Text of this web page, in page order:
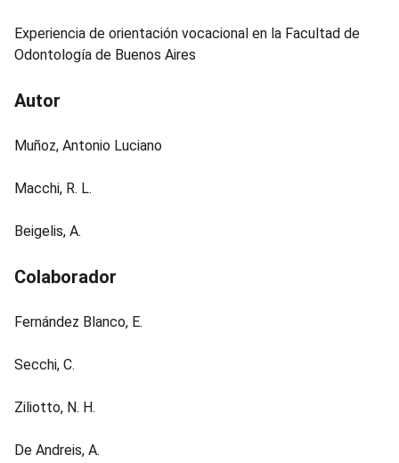
Experiencia de orientación vocacional en la Facultad de
Odontología de Buenos Aires
Autor
Muñoz, Antonio Luciano
Macchi, R. L.
Beigelis, A.
Colaborador
Fernández Blanco, E.
Secchi, C.
Ziliotto, N. H.
De Andreis, A.